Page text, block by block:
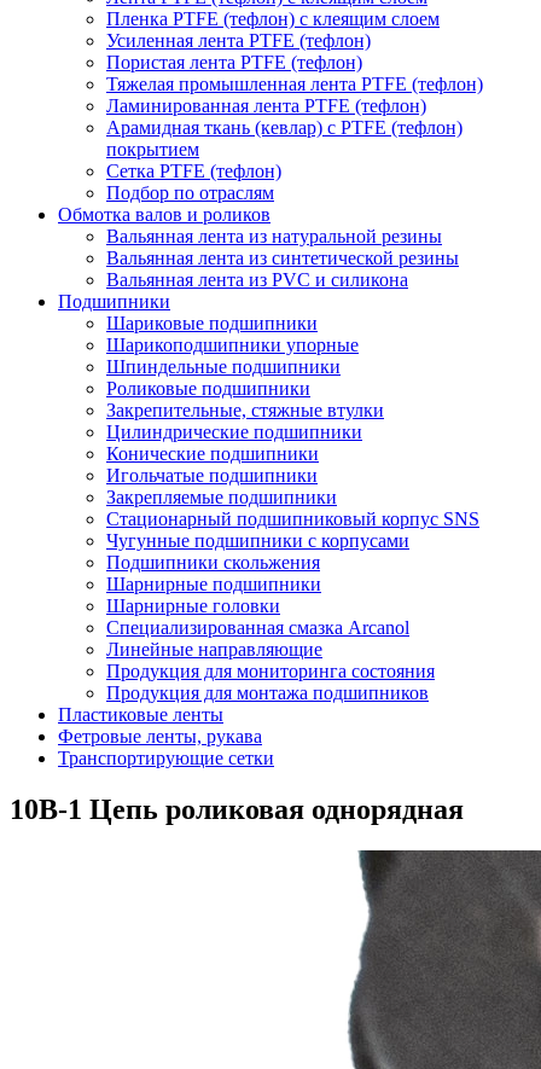
Пленка PTFE (тефлон) с клеящим слоем
Усиленная лента PTFE (тефлон)
Пористая лента PTFE (тефлон)
Тяжелая промышленная лента PTFE (тефлон)
Ламинированная лента PTFE (тефлон)
Арамидная ткань (кевлар) с PTFE (тефлон)
покрытием
Сетка PTFE (тефлон)
Подбор по отраслям
Обмотка валов и роликов
Вальянная лента из натуральной резины
Вальянная лента из синтетической резины
Вальянная лента из PVC и силикона
Подшипники
Шариковые подшипники
Шарикоподшипники упорные
Шпиндельные подшипники
Роликовые подшипники
Закрепительные, стяжные втулки
Цилиндрические подшипники
Конические подшипники
Игольчатые подшипники
Закрепляемые подшипники
Стационарный подшипниковый корпус SNS
Чугунные подшипники с корпусами
Подшипники скольжения
Шарнирные подшипники
Шарнирные головки
Специализированная смазка Arcanol
Линейные направляющие
Продукция для мониторинга состояния
Продукция для монтажа подшипников
Пластиковые ленты
Фетровые ленты, рукава
Транспортирующие сетки
10B-1 Цепь роликовая однорядная